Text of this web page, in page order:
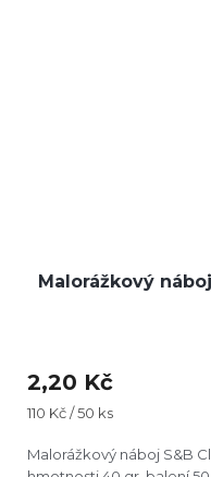
Malorážkový
produktu
je
3,5
z
5
2,20 Kč
Měrná
110 Kč / 50 ks
Malorážkový náboj S&B